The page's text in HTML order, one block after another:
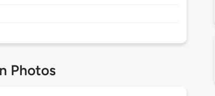
Photos